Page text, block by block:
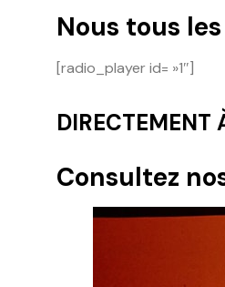
Nous tous
[radio_player id= »1″]
DIRECTEMENT
Consultez